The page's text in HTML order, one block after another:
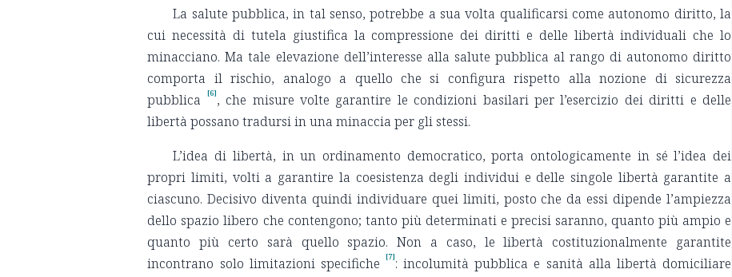
La salute pubblica, in tal senso, potrebbe a sua volta qualificarsi come autonomo diritto, la
cui necessità di tutela giustifica la compressione dei diritti e delle libertà individuali che lo
minacciano. Ma tale elevazione dell’interesse alla salute pubblica al rango di autonomo diritto
comporta il rischio, analogo a quello che si configura rispetto alla nozione di sicurezza
pubblica
[6], che misure volte garantire le condizioni basilari per l’esercizio dei diritti e delle
libertà possano tradursi in una minaccia per gli stessi.
L’idea di libertà, in un ordinamento democratico, porta ontologicamente in sé l’idea dei
propri limiti, volti a garantire la coesistenza degli individui e delle singole libertà garantite a
ciascuno. Decisivo diventa quindi individuare quei limiti, posto che da essi dipende l’ampiezza
dello spazio libero che contengono; tanto più determinati e precisi saranno, quanto più ampio e
quanto più certo sarà quello spazio. Non a caso, le libertà costituzionalmente garantite
incontrano solo limitazioni specifiche
[7]: incolumità pubblica e sanità alla libertà domiciliare